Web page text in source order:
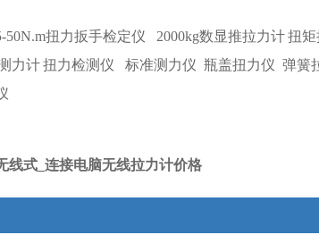
50N.m扭力扳手检定仪 2000kg数显推拉力计扭矩
力计扭力检测仪 标准测力仪 瓶盖扭力仪 弹簧
线式_连接电脑无线拉力计价格